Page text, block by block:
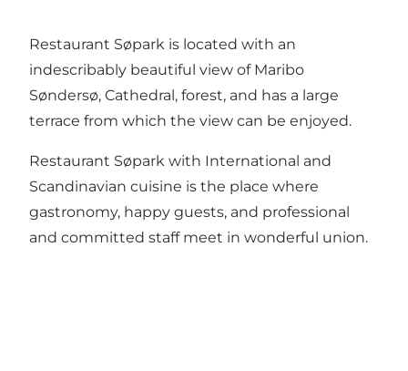
Restaurant Søpark is located with an
indescribably beautiful view of Maribo
Søndersø, Cathedral, forest, and has a large
terrace from which the view can be enjoyed.
Restaurant Søpark with International and
Scandinavian cuisine is the place where
gastronomy, happy guests, and professional
and committed staff meet in wonderful union.